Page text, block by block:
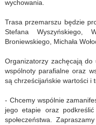
wychowania.
Trasa przemarszu będzie
Stefana Wyszyńskiego,
Broniewskiego, Michała
Organizatorzy zachęcają do
wspólnoty parafialne oraz
są chrześcijańskie wartości i
- Chcemy wspólnie
jego etapie oraz
społeczeństwa.